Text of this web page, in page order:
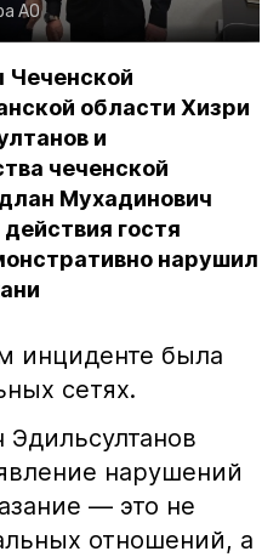
АО
Чеченской
области Хизри
и
чеченской
Мухадинович
гостя
нарушил
инциденте была
сетях.
нарушений
— это не
отношений, а